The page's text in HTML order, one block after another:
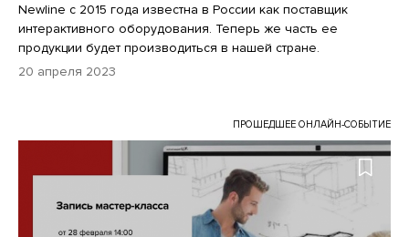
Newline с 2015 года известна в России как поставщик
интерактивного оборудования. Теперь же часть ее
продукции будет производиться в нашей стране.
20 апреля 2023
ПРОШЕДШЕЕ ОНЛАЙН-СОБЫТИЕ